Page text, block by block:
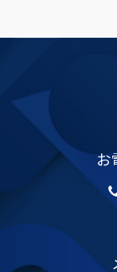
お